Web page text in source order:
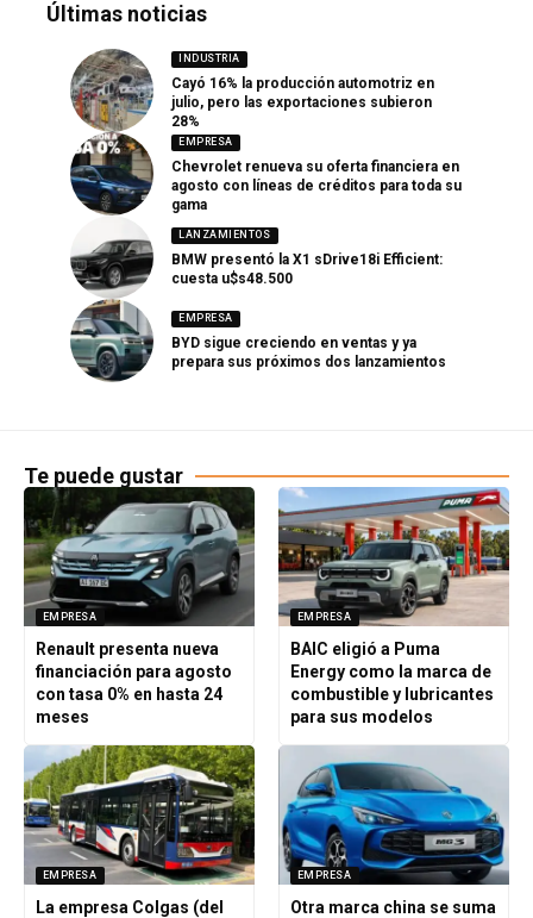
Últimas noticias
INDUSTRIA
Cayó 16% la producción automotriz en
julio, pero las exportaciones subieron
28%
EMPRESA
Chevrolet renueva su oferta financiera en
agosto con líneas de créditos para toda su
gama
LANZAMIENTOS
BMW presentó la X1 sDrive18i Efficient:
cuesta u$s48.500
EMPRESA
BYD sigue creciendo en ventas y ya
prepara sus próximos dos lanzamientos
Te puede gustar
EMPRESA
Renault presenta nueva
financiación para agosto
con tasa 0% en hasta 24
meses
EMPRESA
BAIC eligió a Puma
Energy como la marca de
combustible y lubricantes
para sus modelos
EMPRESA
La empresa Colgas (del
EMPRESA
Otra marca china se suma